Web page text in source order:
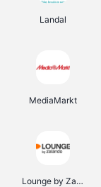
Landal
MediaMarkt
Lounge by Zalando